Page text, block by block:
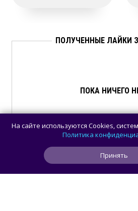
ПОЛУЧЕННЫЕ ЛАЙКИ
ПОКА НИЧЕГО
На сайте используются Cookies,
Политика
Принять